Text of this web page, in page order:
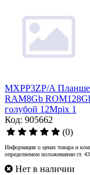
MXPP3ZP/A
RAM8Gb
голубой 12Mpix 1
Код: 905662
(0)
Информация о ценах товара и
определяемом положениями ст.
Нет в наличии